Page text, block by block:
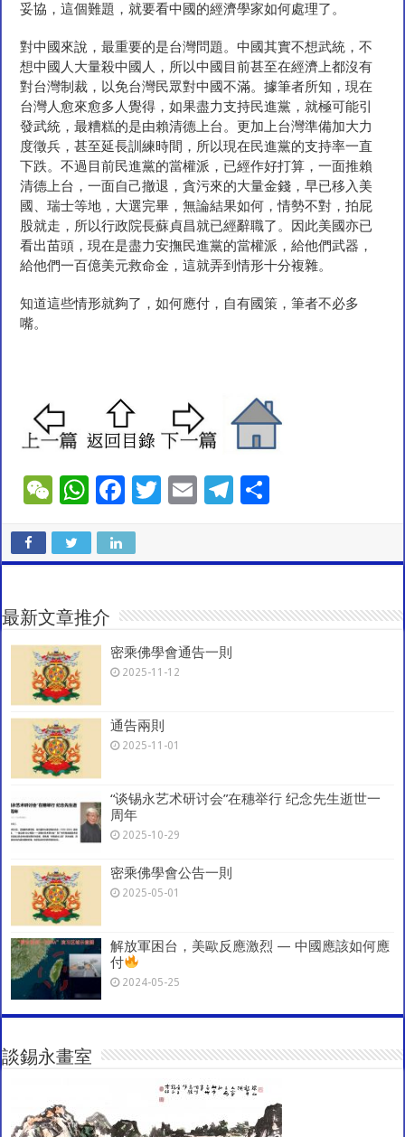
妥協，這個難題，就要看中國的經濟學家如何處理了。
對中國來說，最重要的是台灣問題。中國其實不想武統，不
想中國人大量殺中國人，所以中國目前甚至在經濟上都沒有
對台灣制裁，以免台灣民眾對中國不滿。據筆者所知，現在
台灣人愈來愈多人覺得，如果盡力支持民進黨，就極可能引
發武統，最糟糕的是由賴清德上台。更加上台灣準備加大力
度徵兵，甚至延長訓練時間，所以現在民進黨的支持率一直
下跌。不過目前民進黨的當權派，已經作好打算，一面推賴
清德上台，一面自己撤退，貪污來的大量金錢，早已移入美
國、瑞士等地，大選完畢，無論結果如何，情勢不對，拍屁
股就走，所以行政院長蘇貞昌就已經辭職了。因此美國亦已
看出苗頭，現在是盡力安撫民進黨的當權派，給他們武器，
給他們一百億美元救命金，這就弄到情形十分複雜。
知道這些情形就夠了，如何應付，自有國策，筆者不必多
嘴。
W
C
h
at
W
at
sA
p
p
F
e
b
o
k
T
er
E
l
T
gr
a
e
最新文章推介
密乘佛學會通告一則
2025-11-12
通告兩則
2025-11-01
“谈锡永艺术研讨会”在穗举行 纪念先生逝世一
周年
2025-10-29
密乘佛學會公告一則
2025-05-01
解放軍困台，美歐反應激烈 — 中國應該如何應
付
2024-05-25
談錫永畫室